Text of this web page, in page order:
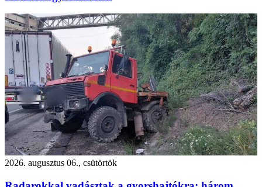
2026. augusztus 06., csütörtök